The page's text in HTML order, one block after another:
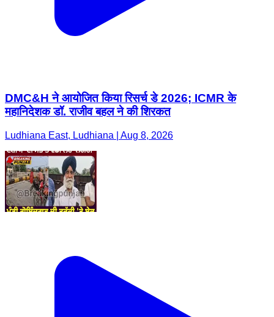
DMC&H ने आयोजित किया रिसर्च डे 2026; ICMR के
महानिदेशक डॉ. राजीव बहल ने की शिरकत
Ludhiana East, Ludhiana | Aug 8, 2026